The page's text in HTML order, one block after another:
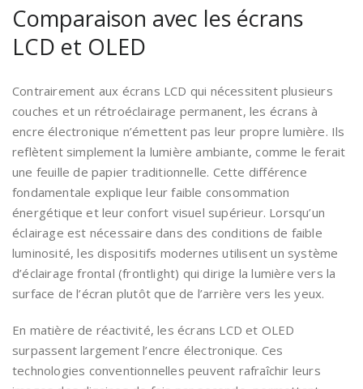
Comparaison avec les écrans
LCD et OLED
Contrairement aux écrans LCD qui nécessitent plusieurs
couches et un rétroéclairage permanent, les écrans à
encre électronique n’émettent pas leur propre lumière. Ils
reflètent simplement la lumière ambiante, comme le ferait
une feuille de papier traditionnelle. Cette différence
fondamentale explique leur faible consommation
énergétique et leur confort visuel supérieur. Lorsqu’un
éclairage est nécessaire dans des conditions de faible
luminosité, les dispositifs modernes utilisent un système
d’éclairage frontal (frontlight) qui dirige la lumière vers la
surface de l’écran plutôt que de l’arrière vers les yeux.
En matière de réactivité, les écrans LCD et OLED
surpassent largement l’encre électronique. Ces
technologies conventionnelles peuvent rafraîchir leurs